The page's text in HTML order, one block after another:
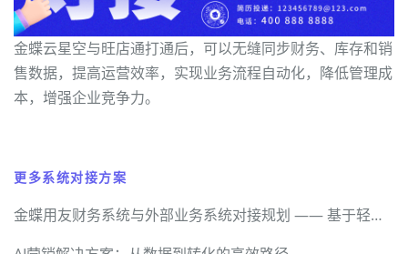
金蝶云星空与旺店通打通后，可以无缝同步财务、库存和销
售数据，提高运营效率，实现业务流程自动化，降低管理成
本，增强企业竞争力。
更多系统对接方案
金蝶用友财务系统与外部业务系统对接规划 —— 基于轻易云数据集成平台的技术实现